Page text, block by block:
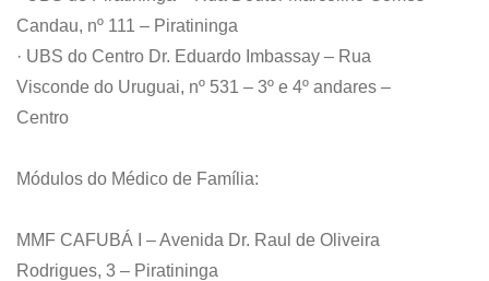
Candau, nº 111 – Piratininga
· UBS do Centro Dr. Eduardo Imbassay – Rua
Visconde do Uruguai, nº 531 – 3º e 4º andares –
Centro
Módulos do Médico de Família:
MMF CAFUBÁ I – Avenida Dr. Raul de Oliveira
Rodrigues, 3 – Piratininga